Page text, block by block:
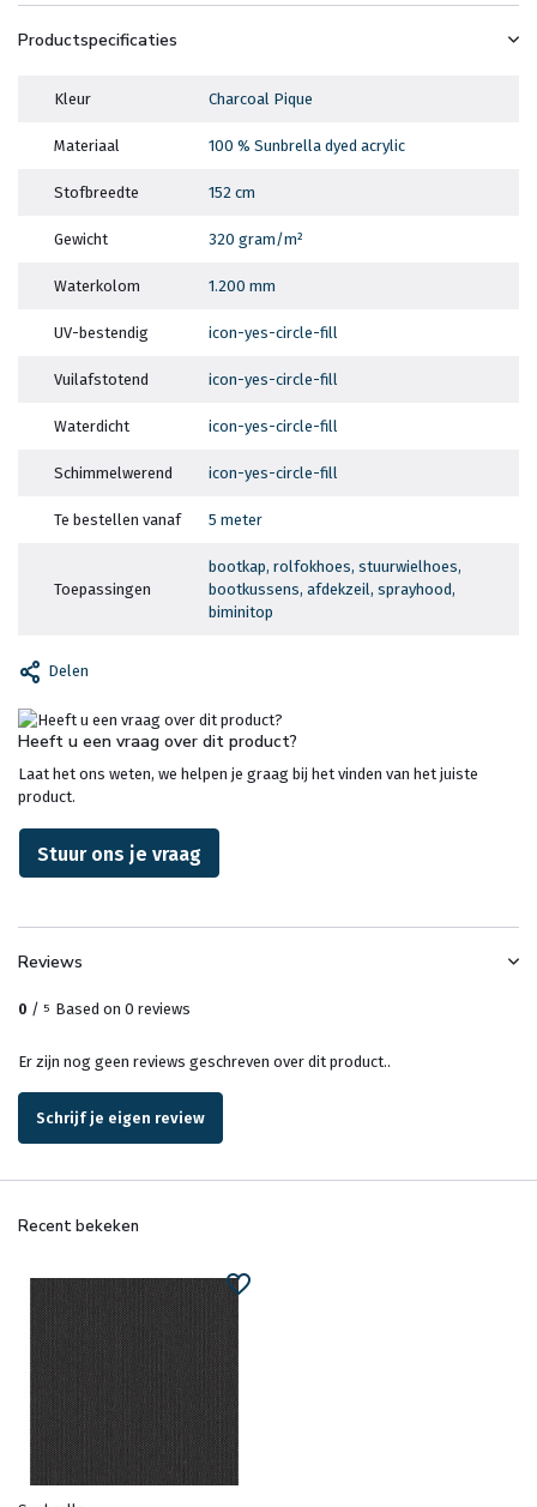
Productspecificaties
Kleur Charcoal Pique
Materiaal 100 % Sunbrella dyed acrylic
Stofbreedte 152 cm
Gewicht 320 gram/m²
Waterkolom 1.200 mm
UV-bestendig icon-yes-circle-fill
Vuilafstotend icon-yes-circle-fill
Waterdicht icon-yes-circle-fill
Schimmelwerend icon-yes-circle-fill
Te bestellen vanaf 5 meter
Toepassingen
bootkap, rolfokhoes, stuurwielhoes,
bootkussens, afdekzeil, sprayhood,
biminitop
Delen
Heeft u een vraag over dit product?
Laat het ons weten, we helpen je graag bij het vinden van het juiste
product.
Stuur ons je vraag
Reviews
0 / 5 Based on 0 reviews
Er zijn nog geen reviews geschreven over dit product..
Schrijf je eigen review
Recent bekeken